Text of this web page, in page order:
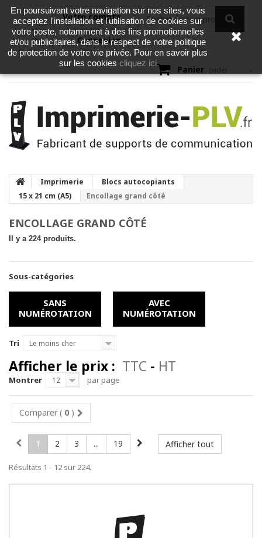
Votre compte
Connexion
Panier (vide)
Imprimerie
Blocs autocopiants
15 x 21 cm (A5)
Encollage grand côté
ENCOLLAGE GRAND CÔTÉ
Il y a 224 produits.
Sous-catégories
SANS
NUMÉROTATION
AVEC
NUMÉROTATION
Tri Le moins cher
Afficher le prix : TTC - HT
Montrer 12 par page
Comparer ( 0 )
Afficher tout
1 2 3 ... 19
Résultats 1 - 12 sur 224.
En poursuivant votre navigation sur nos sites, vous
acceptez l'installation et l'utilisation de cookies sur
votre poste, notamment à des fins promotionnelles
et/ou publicitaires, dans le respect de notre politique
de protection de votre vie privée. Pour en savoir plus
sur les cookies cliquez ici